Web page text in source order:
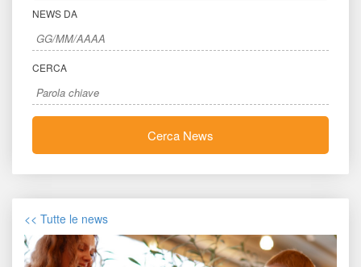
NEWS DA
CERCA
Cerca New
<< Tutte le new